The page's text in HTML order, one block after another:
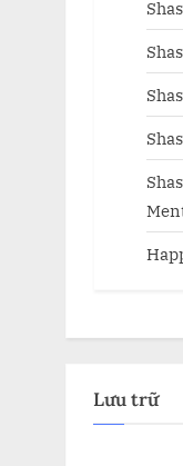
Lưu trữ